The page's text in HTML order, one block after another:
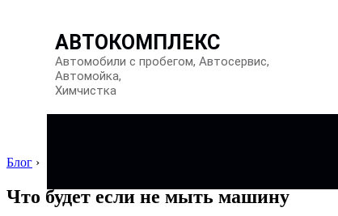
АВТОКОМПЛЕКС
Автомобили с пробегом, Автосервис,
Автомойка,
Химчистка
Блог ›
Что будет если не мыть машину